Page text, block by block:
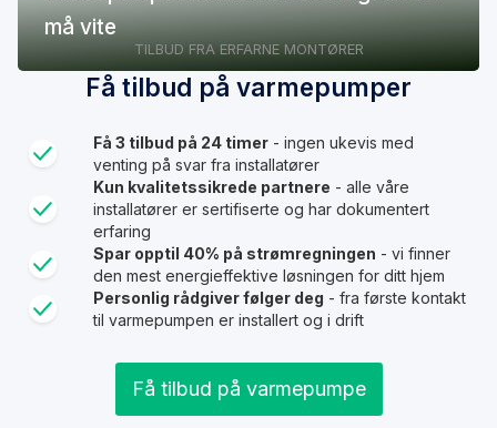
må vite
TILBUD FRA ERFARNE MONTØRER
Få tilbud på varmepumper
Få 3 tilbud på 24 timer - ingen ukevis med
venting på svar fra installatører
Kun kvalitetssikrede partnere - alle våre
installatører er sertifiserte og har dokumentert
erfaring
Spar opptil 40% på strømregningen - vi finner
den mest energieffektive løsningen for ditt hjem
Personlig rådgiver følger deg - fra første kontakt
til varmepumpen er installert og i drift
Få tilbud på varmepumpe